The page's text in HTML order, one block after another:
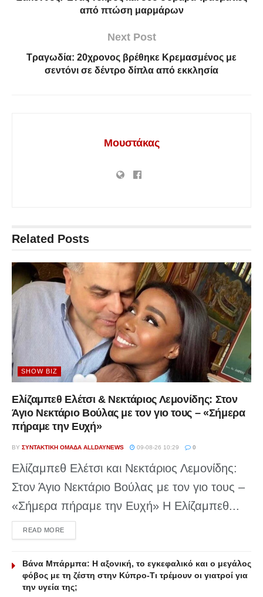
από πτώση μαρμάρων
Next Post
Τραγωδία: 20χρονος βρέθηκε Κρεμασμένος με
σεντόνι σε δέντρο δίπλα από εκκλησία
Μουστάκας
Related Posts
SHOW BIZ
Ελίζαμπεθ Ελέτσι & Νεκτάριος Λεμονίδης: Στον
Άγιο Νεκτάριο Βούλας με τον γιο τους – «Σήμερα
πήραμε την Ευχή»
BY ΣΥΝΤΑΚΤΙΚΉ ΟΜΆΔΑ ALLDAYNEWS 09-08-26 10:29 0
Ελίζαμπεθ Ελέτσι και Νεκτάριος Λεμονίδης:
Στον Άγιο Νεκτάριο Βούλας με τον γιο τους –
«Σήμερα πήραμε την Ευχή» Η Ελίζαμπεθ...
READ MOREDETAILS
Βάνα Μπάρμπα: Η αξονική, το εγκεφαλικό και ο μεγάλος
φόβος με τη ζέστη στην Κύπρο-Τι τρέμουν οι γιατροί για
την υγεία της;